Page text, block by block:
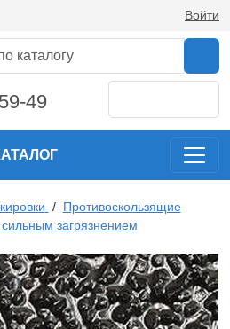
Войти
49
/ Противоскользящие
загрязнением